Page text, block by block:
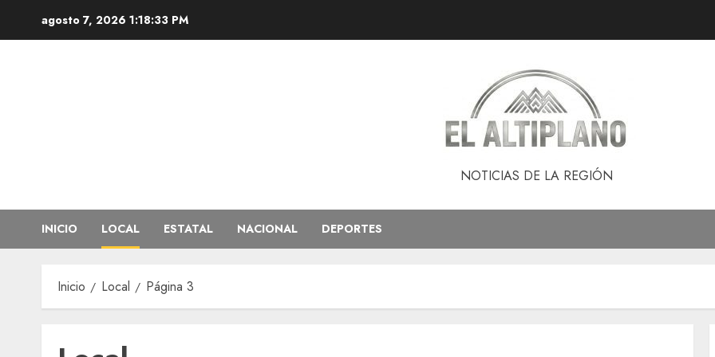
agosto 7, 2026 1:18:34 PM
NOTICIAS DE LA REGIÓN
INICIO LOCAL ESTATAL NACIONAL DEPORTES
Inicio Local Página 3